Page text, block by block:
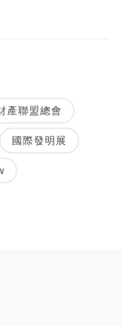
產聯盟總會
國際發明展